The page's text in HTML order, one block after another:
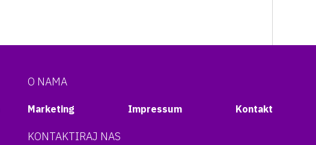
O NAMA
Marketing Impressum Kontakt
KONTAKTIRAJ NAS